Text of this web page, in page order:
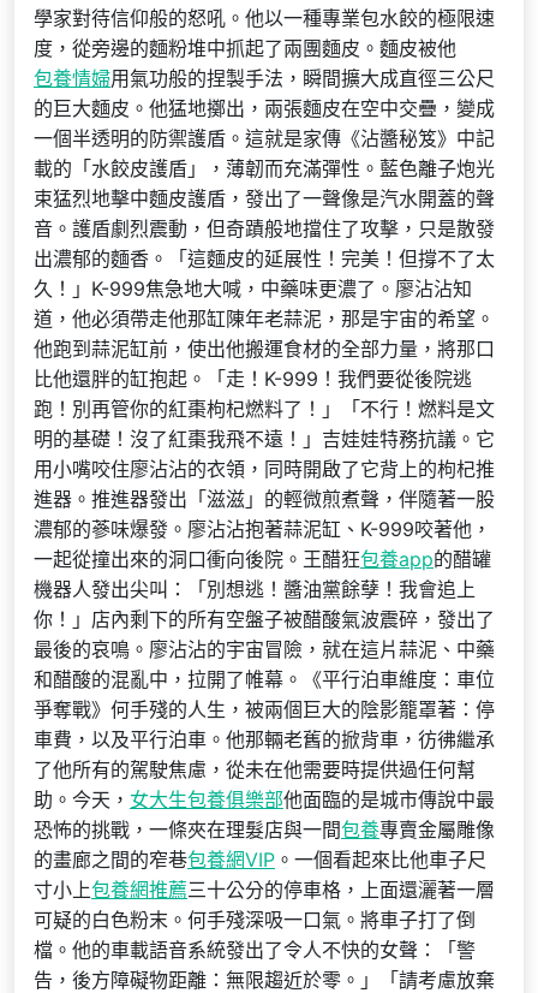
學家對待信仰般的怒吼。他以一種專業包水餃的極限速
度，從旁邊的麵粉堆中抓起了兩團麵皮。麵皮被他
包養情婦用氣功般的捏製手法，瞬間擴大成直徑三公尺
的巨大麵皮。他猛地擲出，兩張麵皮在空中交疊，變成
一個半透明的防禦護盾。這就是家傳《沾醬秘笈》中記
載的「水餃皮護盾」，薄韌而充滿彈性。藍色離子炮光
束猛烈地擊中麵皮護盾，發出了一聲像是汽水開蓋的聲
音。護盾劇烈震動，但奇蹟般地擋住了攻擊，只是散發
出濃郁的麵香。「這麵皮的延展性！完美！但撐不了太
久！」K-999焦急地大喊，中藥味更濃了。廖沾沾知
道，他必須帶走他那缸陳年老蒜泥，那是宇宙的希望。
他跑到蒜泥缸前，使出他搬運食材的全部力量，將那口
比他還胖的缸抱起。「走！K-999！我們要從後院逃
跑！別再管你的紅棗枸杞燃料了！」「不行！燃料是文
明的基礎！沒了紅棗我飛不遠！」吉娃娃特務抗議。它
用小嘴咬住廖沾沾的衣領，同時開啟了它背上的枸杞推
進器。推進器發出「滋滋」的輕微煎煮聲，伴隨著一股
濃郁的蔘味爆發。廖沾沾抱著蒜泥缸、K-999咬著他，
一起從撞出來的洞口衝向後院。王醋狂包養app的醋罐
機器人發出尖叫：「別想逃！醬油黨餘孽！我會追上
你！」店內剩下的所有空盤子被醋酸氣波震碎，發出了
最後的哀鳴。廖沾沾的宇宙冒險，就在這片蒜泥、中藥
和醋酸的混亂中，拉開了帷幕。《平行泊車維度：車位
爭奪戰》何手殘的人生，被兩個巨大的陰影籠罩著：停
車費，以及平行泊車。他那輛老舊的掀背車，彷彿繼承
了他所有的駕駛焦慮，從未在他需要時提供過任何幫
助。今天， 女大生包養俱樂部他面臨的是城市傳說中最
恐怖的挑戰，一條夾在理髮店與一間包養專賣金屬雕像
的畫廊之間的窄巷包養網VIP 。一個看起來比他車子尺
寸小上包養網推薦三十公分的停車格，上面還灑著一層
可疑的白色粉末。何手殘深吸一口氣。將車子打了倒
檔。他的車載語音系統發出了令人不快的女聲：「警
告，後方障礙物距離：無限趨近於零。」「請考慮放棄